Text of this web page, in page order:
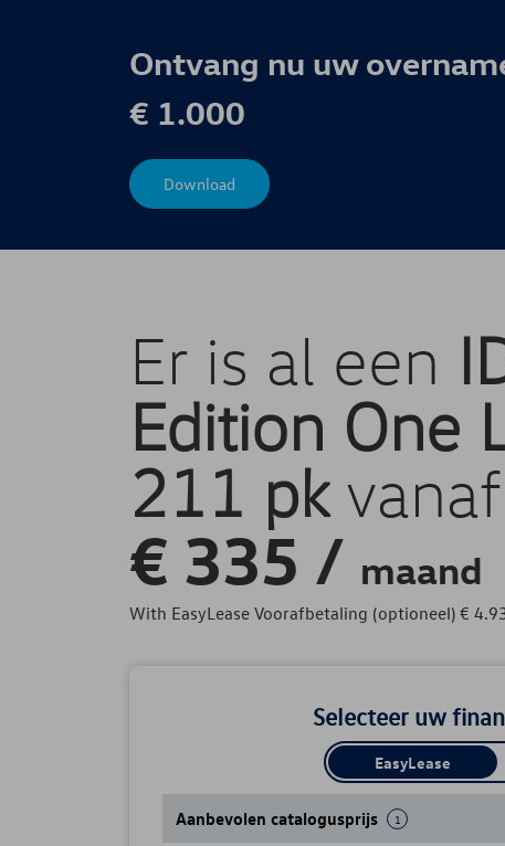
Ontvang nu uw
€ 1.000
Download
Er is al een
Edition One
211 pkvanaf
€ 335 / maand
With EasyLease Voorafbetaling (optioneel) €
Selecteer uw
EasyLease
Aanbevolen catalogusprijs 1